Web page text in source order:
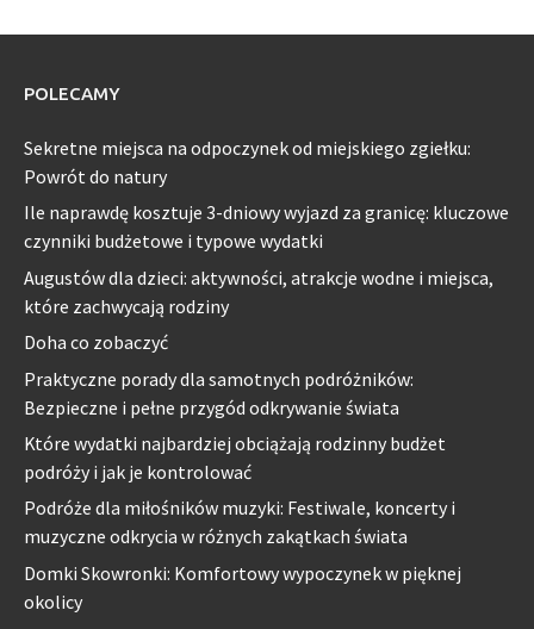
POLECAMY
Sekretne miejsca na odpoczynek od miejskiego zgiełku:
Powrót do natury
Ile naprawdę kosztuje 3-dniowy wyjazd za granicę: kluczowe
czynniki budżetowe i typowe wydatki
Augustów dla dzieci: aktywności, atrakcje wodne i miejsca,
które zachwycają rodziny
Doha co zobaczyć
Praktyczne porady dla samotnych podróżników:
Bezpieczne i pełne przygód odkrywanie świata
Które wydatki najbardziej obciążają rodzinny budżet
podróży i jak je kontrolować
Podróże dla miłośników muzyki: Festiwale, koncerty i
muzyczne odkrycia w różnych zakątkach świata
Domki Skowronki: Komfortowy wypoczynek w pięknej
okolicy